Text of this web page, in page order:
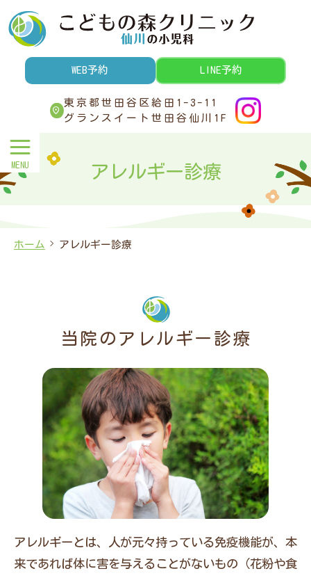
こどもの森クリニック
WEB予約 LINE予約
東京都世田谷区給田1-3-11
グランスイート世田谷仙川1F
ホーム アレルギー診療
アレルギー診療
当院のアレルギー診療
アレルギーとは、人が元々持っている免疫機能が、本
来であれば体に害を与えることがないもの（花粉や食